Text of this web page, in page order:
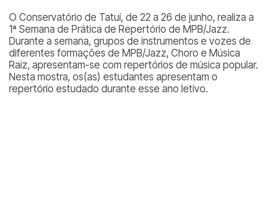
O Conservatório de Tatuí, de 22 a 26 de junho, realiza a
1ª Semana de Prática de Repertório de MPB/Jazz.
Durante a semana, grupos de instrumentos e vozes de
diferentes formações de MPB/Jazz, Choro e Música
Raiz, apresentam-se com repertórios de música popular.
Nesta mostra, os(as) estudantes apresentam o
repertório estudado durante esse ano letivo.